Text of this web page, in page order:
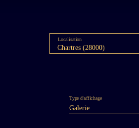
Chartres (28000)
Localisation
Galerie
Type d'affichage